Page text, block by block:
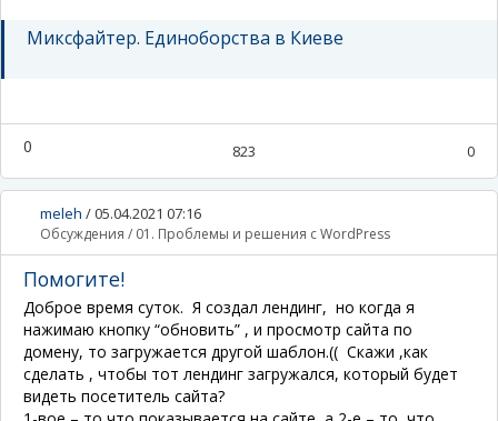
Миксфайтер. Единоборства в Киеве
0 823 0
meleh /05.04.2021 07:16
Обсуждения / 01. Проблемы и решения с WordPress
Помогите!
Доброе время суток. Я создал лендинг, но когда я
нажимаю кнопку “обновить” , и просмотр сайта по
домену, то загружается другой шаблон.(( Скажи ,как
сделать , чтобы тот лендинг загружался, который будет
видеть посетитель сайта?